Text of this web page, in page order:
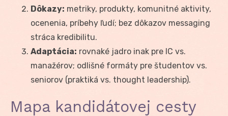
Dôkazy: metriky, produkty, komunitné aktivity,
ocenenia, príbehy ľudí; bez dôkazov messaging
stráca kredibilitu.
Adaptácia: rovnaké jadro inak pre IC vs.
manažérov; odlišné formáty pre študentov vs.
seniorov (praktiká vs. thought leadership).
Mapa kandidátovej cesty